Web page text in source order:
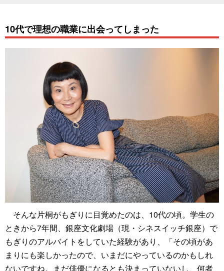
10代で理想の職業に出会ってしまった
そんな片桐がもぎりに目覚めたのは、10代の頃。学生の
ときから7年間、銀座文化劇場（現・シネスイッチ銀座）で
もぎりのアルバイトをしていた経験があり、「その頃があ
まりにも楽しかったので、いまだにやっているのかもしれ
ないですね。まだ俳優になるとも決まっていないし、何者